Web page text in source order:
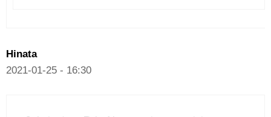
Hinata
2021-01-25 - 16:30